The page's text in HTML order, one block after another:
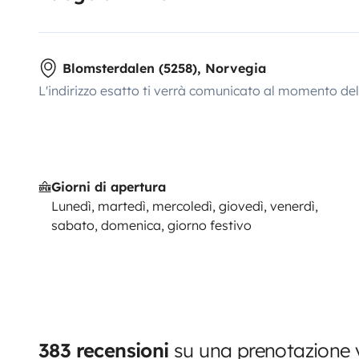
Blomsterdalen (5258), Norvegia
L'indirizzo esatto ti verrà comunicato al momento
Giorni di apertura
Lunedì, martedì, mercoledì, giovedì, venerdì,
sabato, domenica, giorno festivo
383 recensioni su una prenotazione